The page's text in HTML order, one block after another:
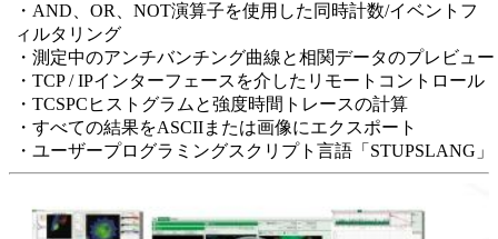
・AND、OR、NOT演算子を使用した同時計数/イベントフ
ィルタリング
・測定中のアンチバンチング曲線と相関データのプレビュー
・TCP / IPインターフェースを介したリモートコントロール
・TCSPCヒストグラムと強度時間トレースの計算
・すべての結果をASCIIまたは画像にエクスポート
・ユーザープログラミングスクリプト言語「STUPSLANG」